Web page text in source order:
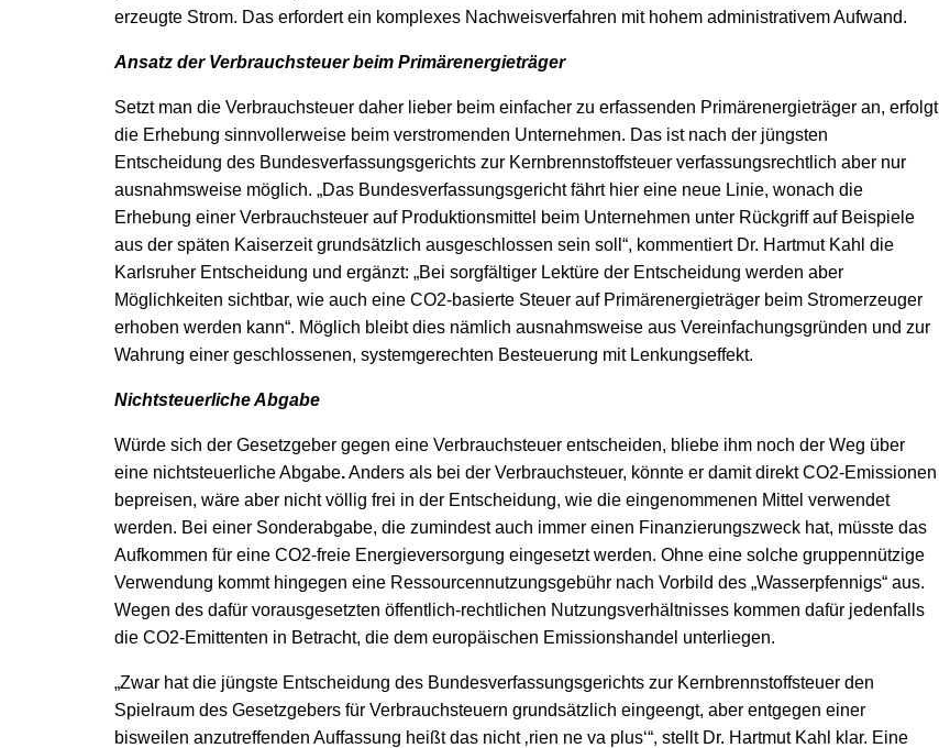
erzeugte Strom. Das erfordert ein komplexes Nachweisverfahren mit hohem administrativem Aufwand.
Ansatz der Verbrauchsteuer beim Primärenergieträger
Setzt man die Verbrauchsteuer daher lieber beim einfacher zu erfassenden Primärenergieträger an, erfolgt
die Erhebung sinnvollerweise beim verstromenden Unternehmen. Das ist nach der jüngsten
Entscheidung des Bundesverfassungsgerichts zur Kernbrennstoffsteuer verfassungsrechtlich aber nur
ausnahmsweise möglich. „Das Bundesverfassungsgericht fährt hier eine neue Linie, wonach die
Erhebung einer Verbrauchsteuer auf Produktionsmittel beim Unternehmen unter Rückgriff auf Beispiele
aus der späten Kaiserzeit grundsätzlich ausgeschlossen sein soll“, kommentiert Dr. Hartmut Kahl die
Karlsruher Entscheidung und ergänzt: „Bei sorgfältiger Lektüre der Entscheidung werden aber
Möglichkeiten sichtbar, wie auch eine CO2-basierte Steuer auf Primärenergieträger beim Stromerzeuger
erhoben werden kann“. Möglich bleibt dies nämlich ausnahmsweise aus Vereinfachungsgründen und zur
Wahrung einer geschlossenen, systemgerechten Besteuerung mit Lenkungseffekt.
Nichtsteuerliche Abgabe
Würde sich der Gesetzgeber gegen eine Verbrauchsteuer entscheiden, bliebe ihm noch der Weg über
eine nichtsteuerliche Abgabe.Anders als bei der Verbrauchsteuer, könnte er damit direkt CO2-Emissionen
bepreisen, wäre aber nicht völlig frei in der Entscheidung, wie die eingenommenen Mittel verwendet
werden. Bei einer Sonderabgabe, die zumindest auch immer einen Finanzierungszweck hat, müsste das
Aufkommen für eine CO2-freie Energieversorgung eingesetzt werden. Ohne eine solche gruppennützige
Verwendung kommt hingegen eine Ressourcennutzungsgebühr nach Vorbild des „Wasserpfennigs“ aus.
Wegen des dafür vorausgesetzten öffentlich-rechtlichen Nutzungsverhältnisses kommen dafür jedenfalls
die CO2-Emittenten in Betracht, die dem europäischen Emissionshandel unterliegen.
„Zwar hat die jüngste Entscheidung des Bundesverfassungsgerichts zur Kernbrennstoffsteuer den
Spielraum des Gesetzgebers für Verbrauchsteuern grundsätzlich eingeengt, aber entgegen einer
bisweilen anzutreffenden Auffassung heißt das nicht ‚rien ne va plus‘“, stellt Dr. Hartmut Kahl klar. Eine